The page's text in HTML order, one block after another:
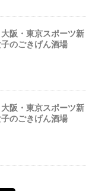
大阪・東京スポーツ新
のごきげん酒場
大阪・東京スポーツ新
のごきげん酒場